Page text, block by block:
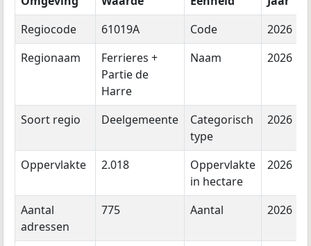
Regiocode
61019A Code
2026
Regionaam
Ferrieres +
Partie de
Harre
Naam 2026
Soort regio Deelgemeente
Categorisch
type
2026
Oppervlakte 2.018
Oppervlakte
in hectare
2026
Aantal
adressen
775 Aantal 2026